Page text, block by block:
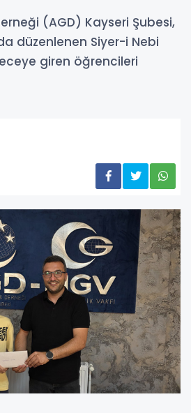
(AGD) Kayseri Şubesi,
düzenlenen Siyer-i Nebi
giren öğrencileri